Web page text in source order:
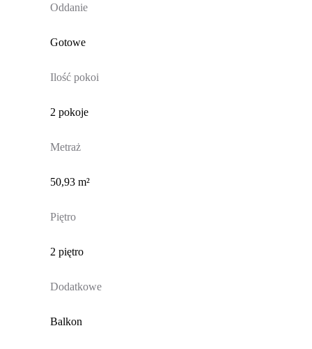
Oddanie
Gotowe
Ilość pokoi
2 pokoje
Metraż
50,93 m²
Piętro
2 piętro
Dodatkowe
Balkon